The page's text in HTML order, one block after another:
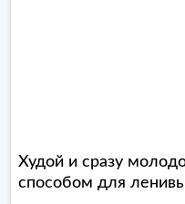
Худой и сразу
способом для